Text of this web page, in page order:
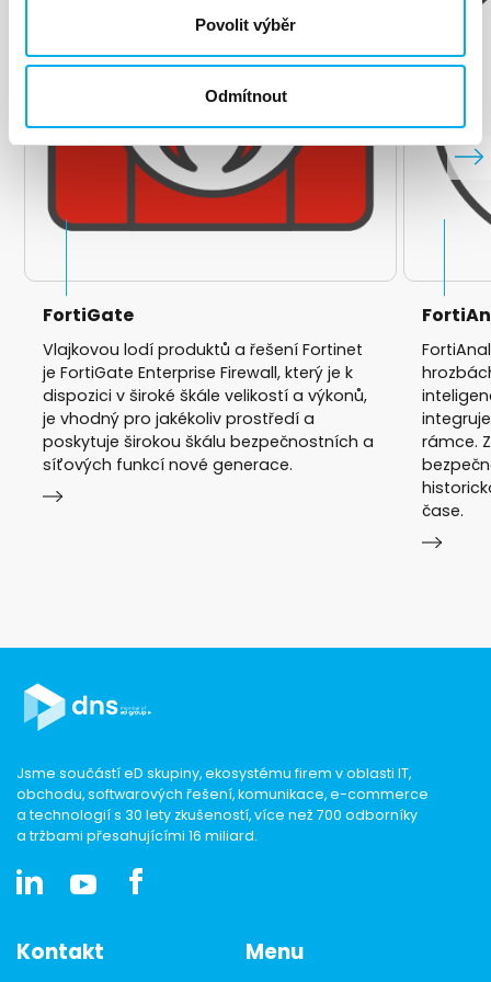
Povolit výběr
Odmítnout
FortiGate
Vlajkovou lodí produktů a řešení Fortinet
je FortiGate Enterprise Firewall, který je k
dispozici v široké škále velikostí a výkonů,
je vhodný pro jakékoliv prostředí a
poskytuje širokou škálu bezpečnostních a
síťových funkcí nové generace.
rámce.
čase.
Jsme součástí eD skupiny, ekosystému firem v oblasti IT,
obchodu, softwarových řešení, komunikace, e-commerce
a technologií s 30 lety zkušeností, více než 700 odborníky
a tržbami přesahujícími 16 miliard.
Kontakt Menu